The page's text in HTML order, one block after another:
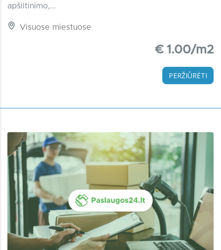
apšiltinimo,...
Visuose miestuose
€ 1.00/m2
PERŽIŪRĖTI